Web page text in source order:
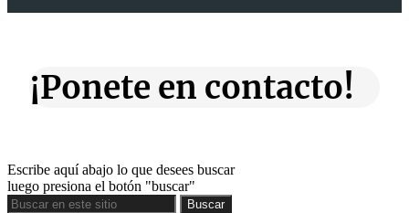
¡Ponete en contacto!
Escribe aquí abajo lo que desees buscar
luego presiona el botón "buscar"
Buscar
Buscar